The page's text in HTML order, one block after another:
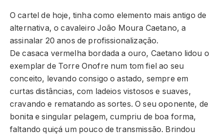
O cartel de hoje, tinha como elemento mais antigo de
alternativa, o cavaleiro João Moura Caetano, a
assinalar 20 anos de profissionalização.
De casaca vermelha bordada a ouro, Caetano lidou o
exemplar de Torre Onofre num tom fiel ao seu
conceito, levando consigo o astado, sempre em
curtas distâncias, com ladeios vistosos e suaves,
cravando e rematando as sortes. O seu oponente, de
bonita e singular pelagem, cumpriu de boa forma,
faltando quiçá um pouco de transmissão. Brindou